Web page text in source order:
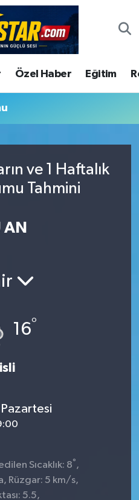
Özel Haber Eğitim
ve 1 Haftalık
Tahmini
AN
16°
Sıcaklık: 8° ,
Rüzgar: 5 km/s,
5.5,
ve Fikstür